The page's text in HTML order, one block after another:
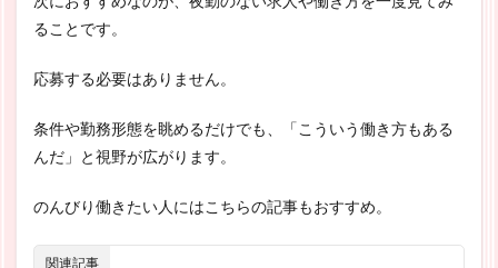
ることです。
応募する必要はありません。
条件や勤務形態を眺めるだけでも、「こういう働き方もある
んだ」と視野が広がります。
のんびり働きたい人にはこちらの記事もおすすめ。
関連記事